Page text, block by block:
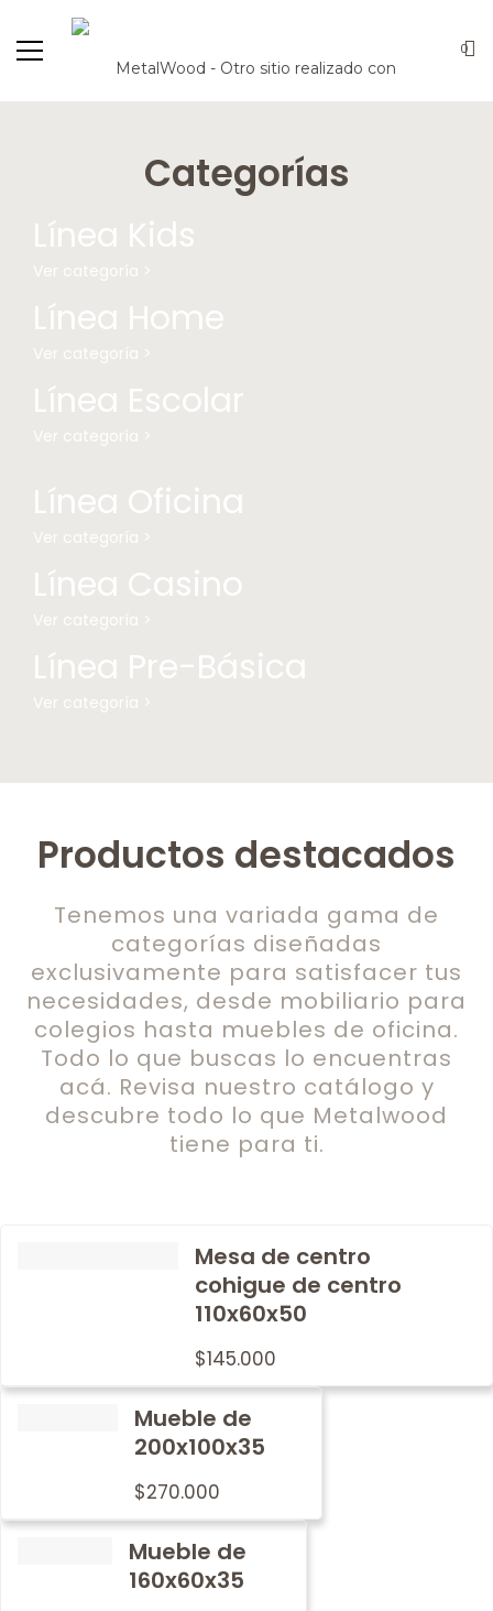
0
Categorías
Línea Kids
Ver categoría >
Línea Home
Ver categoría >
Línea Escolar
Ver categoría >
Línea Oficina
Ver categoría >
Línea Casino
Ver categoría >
Línea Pre-Básica
Ver categoría >
Productos destacados
Tenemos una variada gama de
categorías diseñadas
exclusivamente para satisfacer tus
necesidades, desde mobiliario para
colegios hasta muebles de oficina.
Todo lo que buscas lo encuentras
acá. Revisa nuestro catálogo y
descubre todo lo que Metalwood
tiene para ti.
Mesa de centro
cohigue de centro
110x60x50
$145.000
Mueble de
200x100x35
$270.000
Mueble de
160x60x35